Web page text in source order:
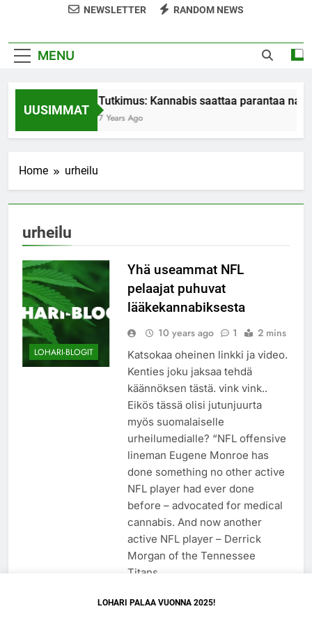
NEWSLETTER RANDOM NEWS
MENU
UUSIMMAT
Tutkimus: Kannabis saattaa parantaa
7 Years Ago
Home urheilu
urheilu
LOHARI-BLOGIT
Yhä useammat NFL
pelaajat puhuvat
lääkekannabiksesta
10 years ago 1 2 mins
Katsokaa oheinen linkki ja video.
Kenties joku jaksaa tehdä
käännöksen tästä. vink vink..
Eikös tässä olisi jutunjuurta
myös suomalaiselle
urheilumedialle? “NFL offensive
lineman Eugene Monroe has
done something no other active
NFL player had ever done
before – advocated for medical
cannabis. And now another
active NFL player – Derrick
Morgan of the Tennessee
Titans…
LOHARI PALAA VUONNA 2025!